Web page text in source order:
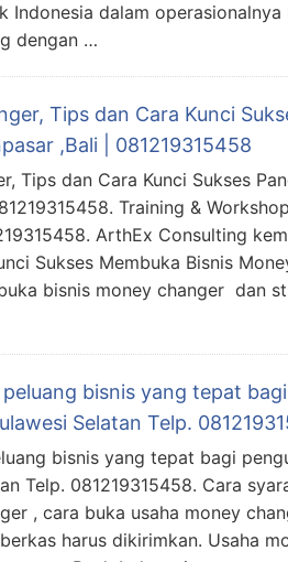
Indonesia dalam
dengan …
Tips dan Cara Kunci
,Bali | 081219315458
Tips dan Cara Kunci Sukses
Training &
ArthEx Consulting
Sukses Membuka Bisnis
bisnis money changer dan
bisnis yang tepat
Selatan Telp.
bisnis yang tepat bagi
Telp. 081219315458. Cara
, cara buka usaha money
harus dikirimkan. Usaha